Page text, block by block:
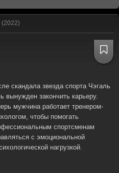
(2022)
скандала звезда спорта Чэгаль
вынужден закончить карьеру.
мужчина работает тренером-
чтобы помогать
спортсменам
с эмоциональной
нагрузкой.